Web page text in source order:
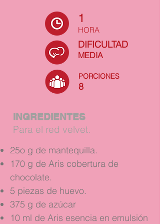
1
HORA
DIFICULTAD
MEDIA
PORCIONES
8
INGREDIENTES
Para el red velvet.
25o g de mantequilla.
170 g de Aris cobertura de
chocolate.
5 piezas de huevo.
375 g de azúcar
10 ml de Aris esencia en emulsión